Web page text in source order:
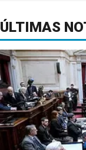
ÚLTIMAS